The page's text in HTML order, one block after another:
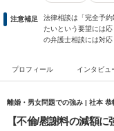
注意補足
法律相談は「完全予
たいという要望には
の弁護士相談には対応
プロフィール インタビュ
離婚・男女問題での強み | 社本
【不倫/慰謝料の減額